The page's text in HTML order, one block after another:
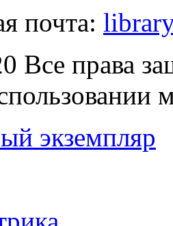
почта:
Все права
экземпляр